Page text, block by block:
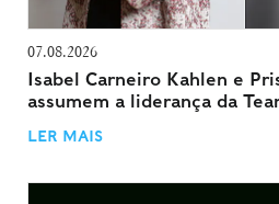
07.08.2026
Isabel Carneiro Kahlen e
assumem a liderança da
LER MAIS